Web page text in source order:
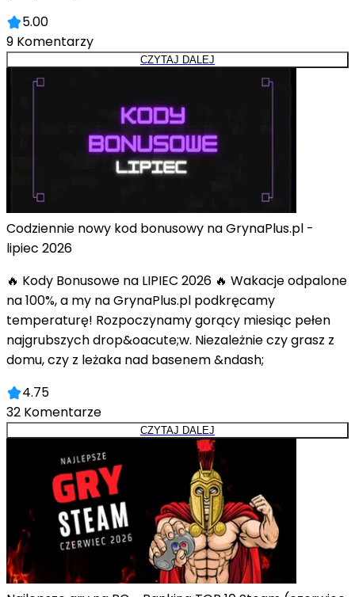
5.00
9 Komentarzy
CZYTAJ DALEJ
Codziennie nowy kod bonusowy na GrynaPlus.pl -
lipiec 2026
🔥 Kody Bonusowe na LIPIEC 2026 🔥 Wakacje odpalone
na 100%, a my na GrynaPlus.pl podkręcamy
temperaturę! Rozpoczynamy gorący miesiąc pełen
najgrubszych drop&oacute;w. Niezależnie czy grasz z
domu, czy z leżaka nad basenem &ndash;
4.75
32 Komentarze
CZYTAJ DALEJ